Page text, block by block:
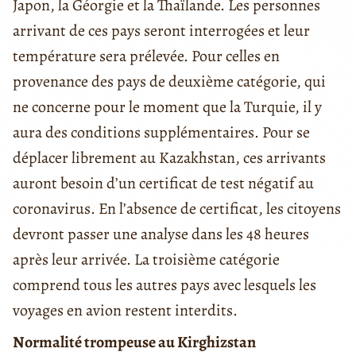
Japon, la Géorgie et la Thaïlande. Les personnes
arrivant de ces pays seront interrogées et leur
température sera prélevée. Pour celles en
provenance des pays de deuxième catégorie, qui
ne concerne pour le moment que la Turquie, il y
aura des conditions supplémentaires. Pour se
déplacer librement au Kazakhstan, ces arrivants
auront besoin d’un certificat de test négatif au
coronavirus. En l’absence de certificat, les citoyens
devront passer une analyse dans les 48 heures
après leur arrivée. La troisième catégorie
comprend tous les autres pays avec lesquels les
voyages en avion restent interdits.
Normalité trompeuse au Kirghizstan